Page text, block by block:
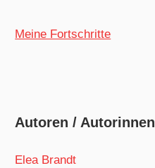
Meine Fortschritte
Autoren / Autorinnen
Elea Brandt